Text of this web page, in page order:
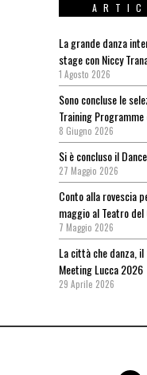
La grande danza
stage con Niccy
1 Agosto 2026
Sono concluse le
Training
8 Giugno 2026
Si è concluso il
27 Maggio 2026
Conto alla rovescia
maggio al Teatro
7 Maggio 2026
La città che danza,
Meeting Lucca 2026
29 Aprile 2026